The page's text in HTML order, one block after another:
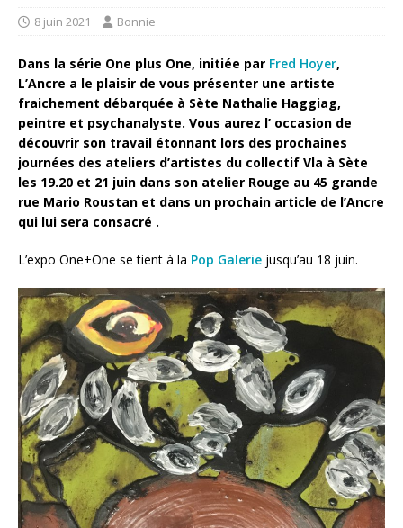
8 juin 2021 Bonnie
Dans la série One plus One, initiée par Fred Hoyer,
L’Ancre a le plaisir de vous présenter une artiste
fraichement débarquée à Sète Nathalie Haggiag,
peintre et psychanalyste. Vous aurez l’ occasion de
découvrir son travail étonnant lors des prochaines
journées des ateliers d’artistes du collectif Vla à Sète
les 19.20 et 21 juin dans son atelier Rouge au 45 grande
rue Mario Roustan et dans un prochain article de l’Ancre
qui lui sera consacré .
L’expo One+One se tient à la Pop Galerie jusqu’au 18 juin.